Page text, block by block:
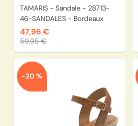
TAMARIS - Sandale - 28713-
46-SANDALES - Bordeaux
47,96 €
59,95 €
-20 %